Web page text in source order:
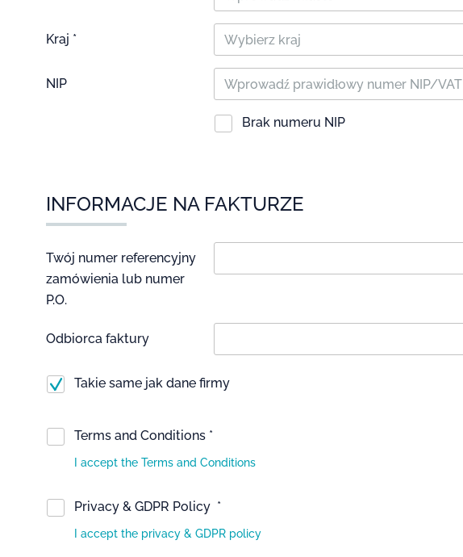
Kraj * Wybierz kraj
NIP
Brak numeru NIP
INFORMACJE NA FAKTURZE
Twój numer referencyjny
zamówienia lub numer
P.O.
Odbiorca faktury
Takie same jak dane firmy
Terms and Conditions *
I accept the Terms and Conditions
Privacy & GDPR Policy *
I accept the privacy & GDPR policy